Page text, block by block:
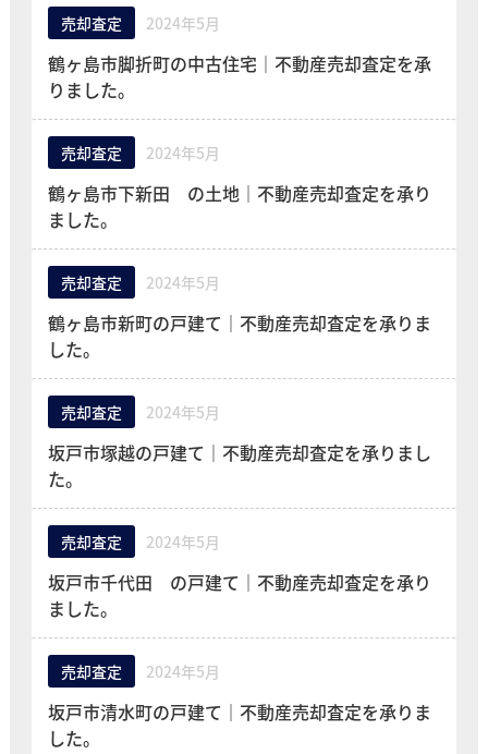
売却査定 2024年5月
鶴ヶ島市脚折町の中古住宅｜不動産売却査定を承
りました。
売却査定 2024年5月
鶴ヶ島市下新田 の土地｜不動産売却査定を承り
ました。
売却査定 2024年5月
鶴ヶ島市新町の戸建て｜不動産売却査定を承りま
した。
売却査定 2024年5月
坂戸市塚越の戸建て｜不動産売却査定を承りまし
た。
売却査定 2024年5月
坂戸市千代田 の戸建て｜不動産売却査定を承り
ました。
売却査定 2024年5月
坂戸市清水町の戸建て｜不動産売却査定を承りま
した。